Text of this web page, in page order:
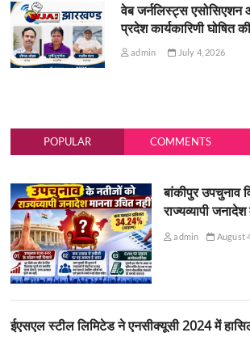
वेब जर्नलिस्ट्स
प्रदेश कार्यकारिणी घोषित की
admin July 4, 2026
POPULAR COMMENTS
बांकीपुर उपचुनाव
राज्यव्यापी
admin August
ईएसएल स्टील लिमिटेड ने एनसीक्यूसी 2024 में